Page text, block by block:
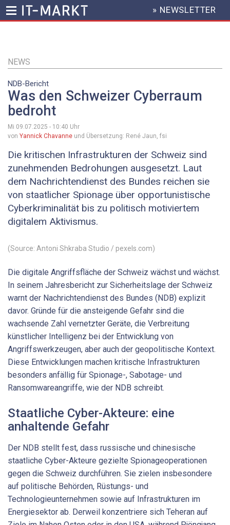
Inhalt
HEADER
MENU
» NEWSLETTER
NEWS
NDB-Bericht
Was den Schweizer Cyberraum
bedroht
Mi 09.07.2025 - 10:40 Uhr
von Yannick Chavanne und Übersetzung: René Jaun, fsi
Die kritischen Infrastrukturen der Schweiz sind
zunehmenden Bedrohungen ausgesetzt. Laut
dem Nachrichtendienst des Bundes reichen sie
von staatlicher Spionage über opportunistische
Cyberkriminalität bis zu politisch motiviertem
digitalem Aktivismus.
(Source: Antoni Shkraba Studio / pexels.com)
Die digitale Angriffsfläche der Schweiz wächst und wächst.
In seinem Jahresbericht zur Sicherheitslage der Schweiz
warnt der Nachrichtendienst des Bundes (NDB) explizit
davor. Gründe für die ansteigende Gefahr sind die
wachsende Zahl vernetzter Geräte, die Verbreitung
künstlicher Intelligenz bei der Entwicklung von
Angriffswerkzeugen, aber auch der geopolitische Kontext.
Diese Entwicklungen machen kritische Infrastrukturen
besonders anfällig für Spionage-, Sabotage- und
Ransomwareangriffe, wie der NDB schreibt.
Staatliche Cyber-Akteure: eine
anhaltende Gefahr
Der NDB stellt fest, dass russische und chinesische
staatliche Cyber-Akteure gezielte Spionageoperationen
gegen die Schweiz durchführen. Sie zielen insbesondere
auf politische Behörden, Rüstungs- und
Technologieunternehmen sowie auf Infrastrukturen im
Energiesektor ab. Derweil konzentriere sich Teheran auf